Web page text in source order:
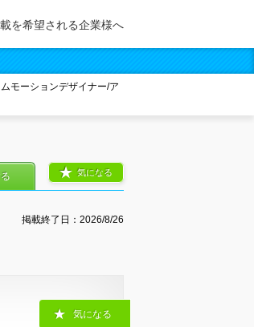
を希望される企業様へ
モーションデザイナー/ア
掲載終了日： 2026/8/26
気になる
気になる